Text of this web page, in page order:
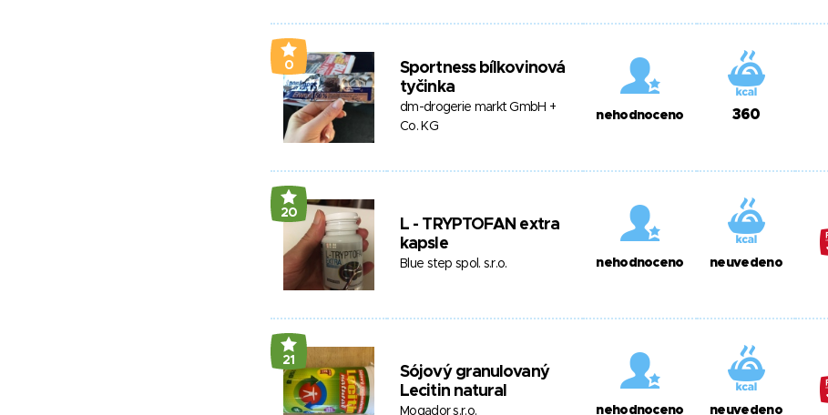
0
Sportness bílkovinová
tyčinka
dm-drogerie markt GmbH +
Co. KG
nehodnoceno 360
20
L - TRYPTOFAN extra
kapsle
Blue step spol. s.r.o. nehodnoceno neuvedeno
21
Sójový granulovaný
Lecitin natural
Mogador s.r.o. nehodnoceno neuvedeno